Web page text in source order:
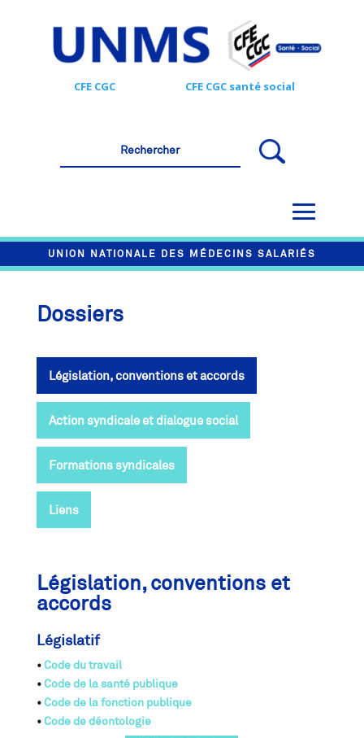
CFE CGC CFE CGC santé social
UNION NATIONALE DES MÉDECINS SALARIÉS
Dossiers
Législation, conventions et accords
Action syndicale et dialogue social
Formations syndicales
Liens
Législation, conventions et
accords
Législatif
•Code du travail
•Code de la santé publique
•Code de la fonction publique
•Code de déontologie